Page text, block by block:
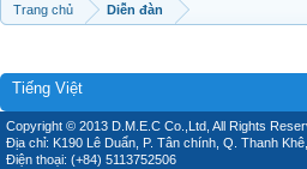
Trang chủ Diễn đàn
Tiếng Việt
Copyright © 2013 D.M.E.C Co.,Ltd, All Rights
Địa chỉ: K190 Lê Duẩn, P. Tân chính, Q. Thanh
Điện thoại: (+84) 5113752506